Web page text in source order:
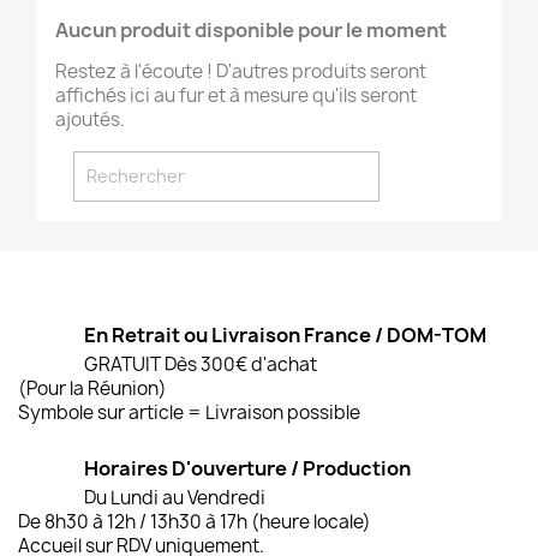
Aucun produit disponible pour le moment
Restez à l'écoute ! D'autres produits seront
affichés ici au fur et à mesure qu'ils seront
ajoutés.
En Retrait ou Livraison France / DOM-TOM
GRATUIT Dès 300€ d'achat
(Pour la Réunion)
Symbole sur article = Livraison possible
Horaires D'ouverture / Production
Du Lundi au Vendredi
De 8h30 à 12h / 13h30 à 17h (heure locale)
Accueil sur RDV uniquement.